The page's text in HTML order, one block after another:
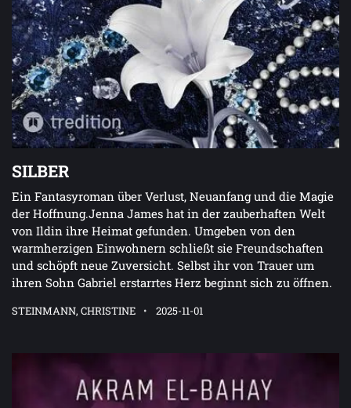
SILBER
Ein Fantasyroman über Verlust, Neuanfang und die Magie
der Hoffnung.Jenna James hat in der zauberhaften Welt
von Ildin ihre Heimat gefunden. Umgeben von den
warmherzigen Einwohnern schließt sie Freundschaften
und schöpft neue Zuversicht. Selbst ihr von Trauer um
ihren Sohn Gabriel erstarrtes Herz beginnt sich zu öffnen.
STEINMANN, CHRISTINE 2025-11-01